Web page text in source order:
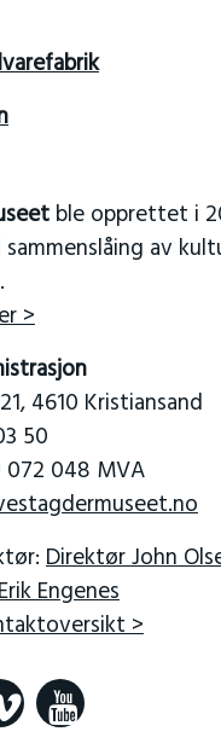
ble opprettet i
av
>
4610 Kristiansand
50
072 048 MVA
Direktør John
Engenes
>